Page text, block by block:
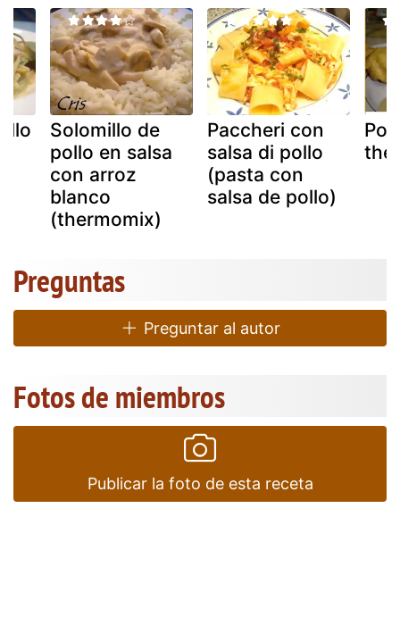
Solomillo de
pollo en salsa
con arroz
blanco
(thermomix)
Paccheri con
salsa di pollo
(pasta con
salsa de pollo)
Preguntas
Preguntar al autor
Fotos de miembros
Publicar la foto de esta receta